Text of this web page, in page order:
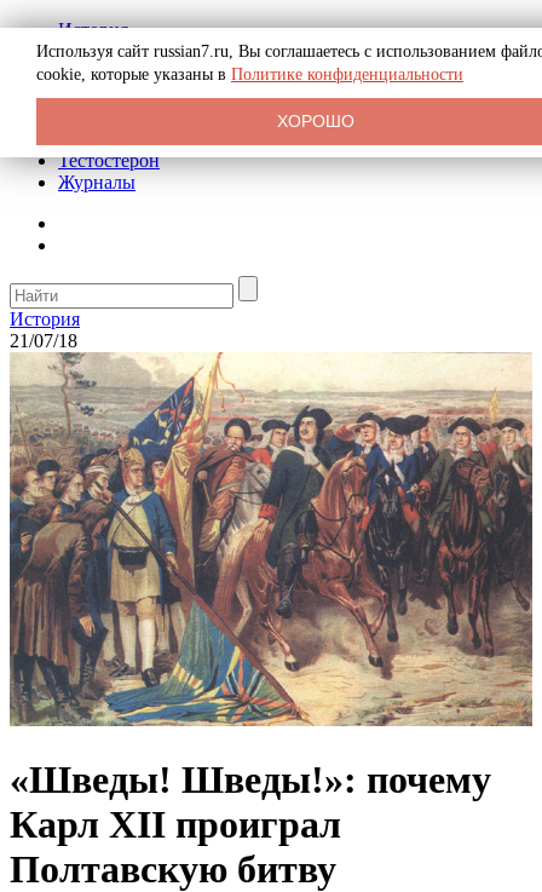
История
Биография
Криминал
Реклама на сайте
Тестостерон
Журналы
История
21/07/18
«Шведы! Шведы!»: почему
Карл XII проиграл
Полтавскую битву
Используя сайт russian7.ru, Вы соглашаетесь с использованием
cookie, которые указаны в Политике конфиденциальности
ХОРОШО